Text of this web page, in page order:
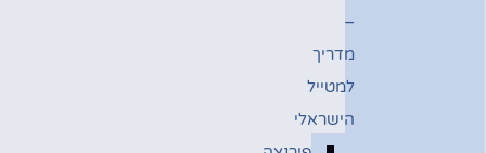
–
מדריך
למטייל
הישראלי